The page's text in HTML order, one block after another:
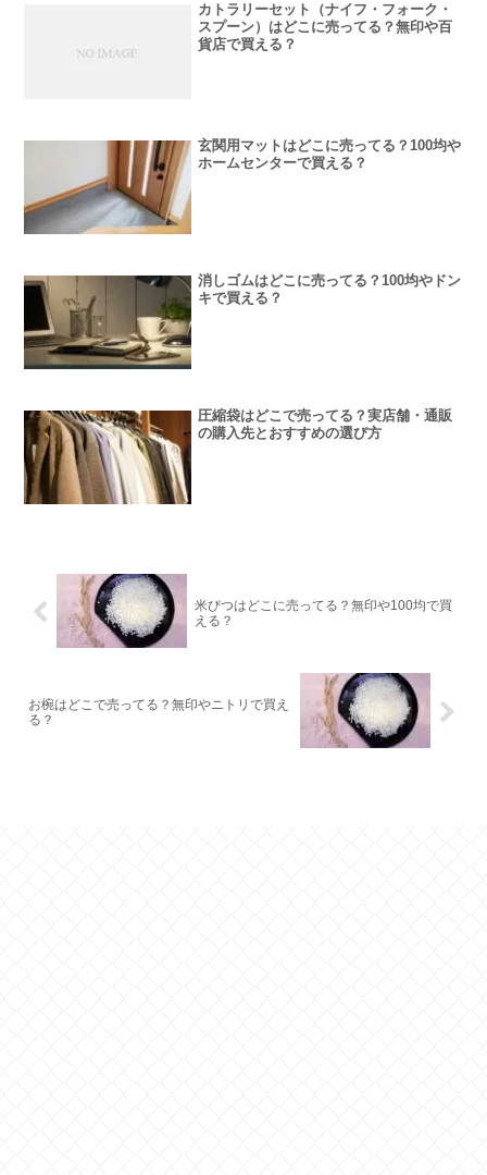
カトラリーセット（ナイフ・フォーク・
スプーン）はどこに売ってる？無印や百
貨店で買える？
玄関用マットはどこに売ってる？100均や
ホームセンターで買える？
消しゴムはどこに売ってる？100均やドン
キで買える？
圧縮袋はどこで売ってる？実店舗・通販
の購入先とおすすめの選び方
米びつはどこに売ってる？無印や100均で買
える？
お椀はどこで売ってる？無印やニトリで買え
る？